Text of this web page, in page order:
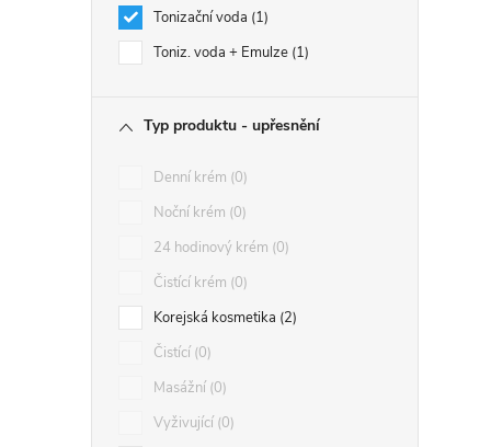
Tonizační voda 1
Toniz. voda + Emulze 1
Typ produktu - upřesnění
Denní krém 0
Noční krém 0
24 hodinový krém 0
Čistící krém 0
Korejská kosmetika 2
Čistící 0
Masážní 0
Vyživující 0